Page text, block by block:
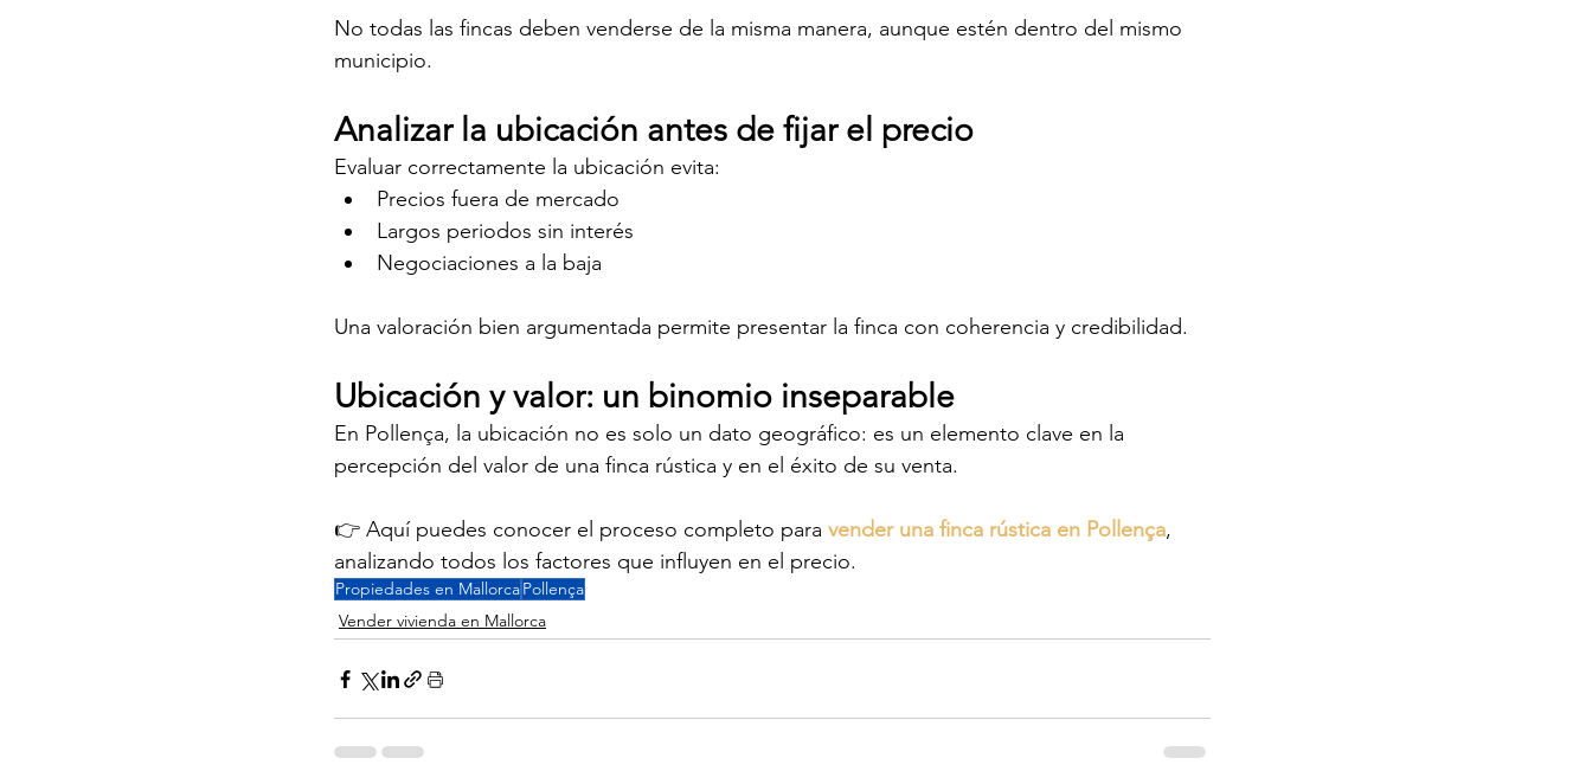
No todas las fincas deben venderse de la misma manera, aunque estén dentro del mismo
municipio.
Analizar la ubicación antes de fijar el precio
Evaluar correctamente la ubicación evita:
Precios fuera de mercado
Largos periodos sin interés
Negociaciones a la baja
Una valoración bien argumentada permite presentar la finca con coherencia y credibilidad.
Ubicación y valor: un binomio inseparable
En Pollença, la ubicación no es solo un dato geográfico: es un elemento clave en la
percepción del valor de una finca rústica y en el éxito de su venta.
👉 Aquí puedes conocer el proceso completo para vender una finca rústica en Pollença,
analizando todos los factores que influyen en el precio.
Propiedades en MallorcaPollença
Vender vivienda en Mallorca